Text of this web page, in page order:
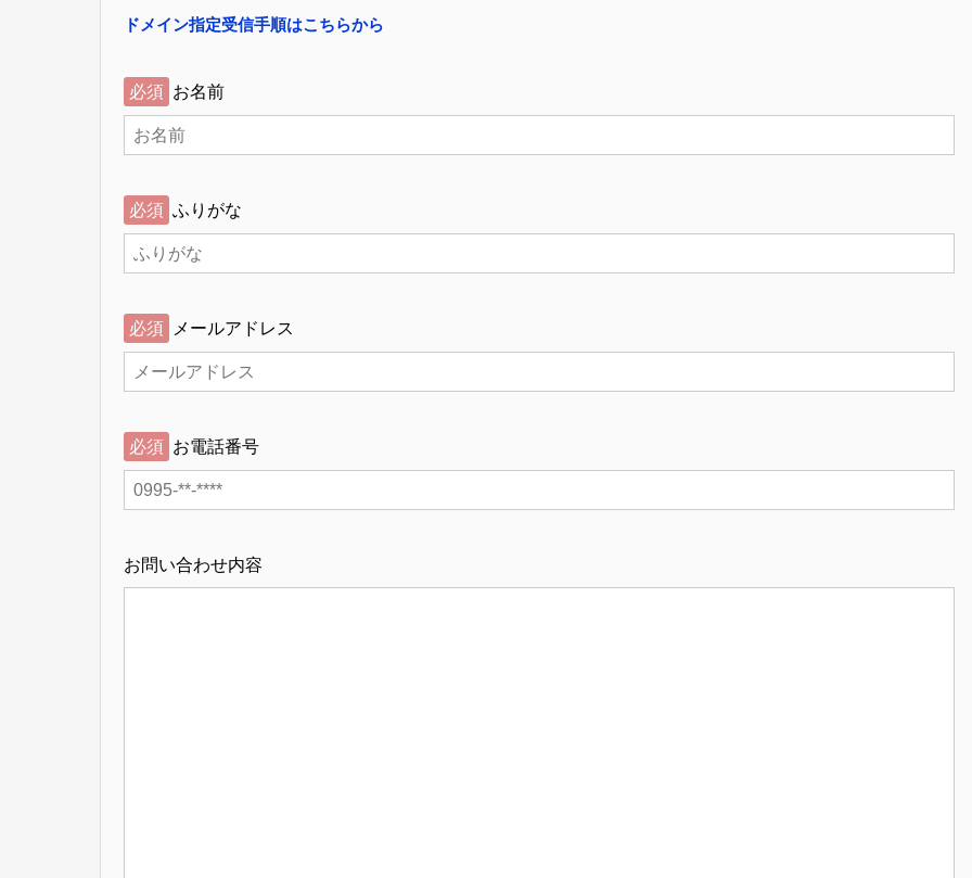
ドメイン指定受信手順はこちらから
必須 お名前
必須 ふりがな
必須 メールアドレス
必須 お電話番号
お問い合わせ内容